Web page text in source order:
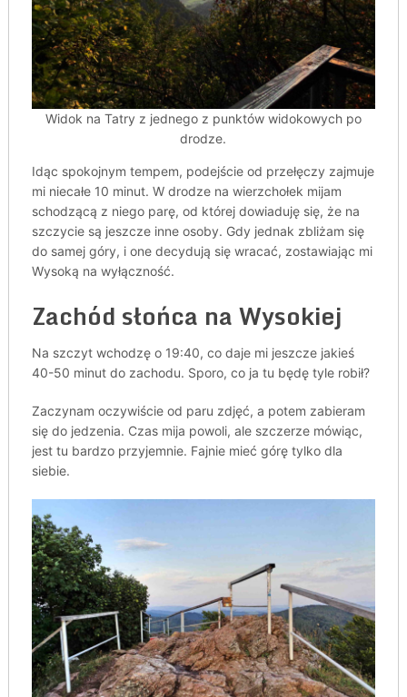
Widok na Tatry z jednego z punktów widokowych po
drodze.
Idąc spokojnym tempem, podejście od przełęczy zajmuje
mi niecałe 10 minut. W drodze na wierzchołek mijam
schodzącą z niego parę, od której dowiaduję się, że na
szczycie są jeszcze inne osoby. Gdy jednak zbliżam się
do samej góry, i one decydują się wracać, zostawiając mi
Wysoką na wyłączność.
Zachód słońca na Wysokiej
Na szczyt wchodzę o 19:40, co daje mi jeszcze jakieś
40-50 minut do zachodu. Sporo, co ja tu będę tyle robił?
Zaczynam oczywiście od paru zdjęć, a potem zabieram
się do jedzenia. Czas mija powoli, ale szczerze mówiąc,
jest tu bardzo przyjemnie. Fajnie mieć górę tylko dla
siebie.